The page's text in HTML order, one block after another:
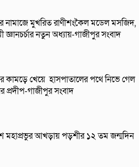
নামাজে মুখরিত রাণীশংকৈল মডেল মসজিদ,
নতুন অধ্যায়-গাজীপুর সংবাদ
কামড়ে খেয়ে হাসপাতালের পথে নিভে গেল
প্রদীপ-গাজীপুর সংবাদ
মহাপ্রভুর আখড়ায় পড়শীর ১২ তম জন্মদিন